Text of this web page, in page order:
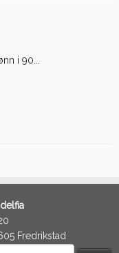
i 90...
Fredrikstad